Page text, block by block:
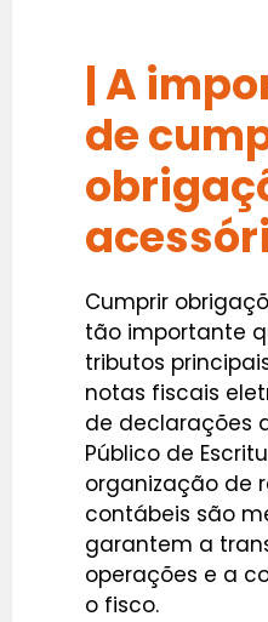
| A
de
Cumprir
tão importante
tributos
notas fiscais
de declarações
Público de
organização de
contábeis são
garantem a
operações e a
o fisco.